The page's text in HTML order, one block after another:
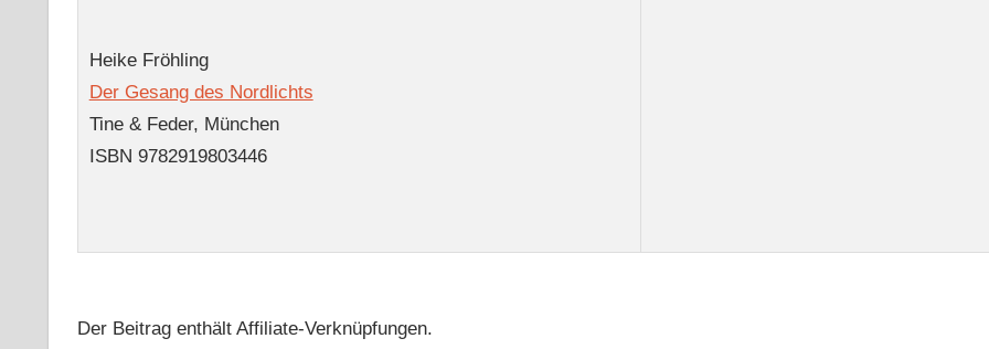
Heike Fröhling
Der Gesang des Nordlichts
Tine & Feder, München
ISBN 9782919803446
Der Beitrag enthält Affiliate-Verknüpfungen.